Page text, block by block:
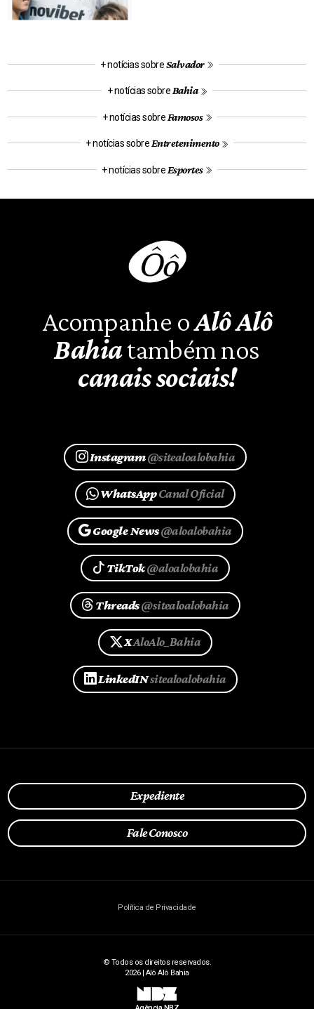
+ notícias sobreSalvador
+ notícias sobre Bahia
+ notícias sobre Famosos
+ notícias sobre Entretenimento
+ notícias sobre Esportes
Acompanhe oAlô Alô
Bahiatambém nos
canais sociais!
Instagram@sitealoalobahia
WhatsAppCanal Oficial
Google News@aloalobahia
TikTok@aloalobahia
Threads@sitealoalobahia
XAloAlo_Bahia
LinkedINsitealoalobahia
Expediente
Fale Conosco
Política de Privacidade
© Todos os direitos reservados.
2026 | Alô Alô Bahia
NBZ